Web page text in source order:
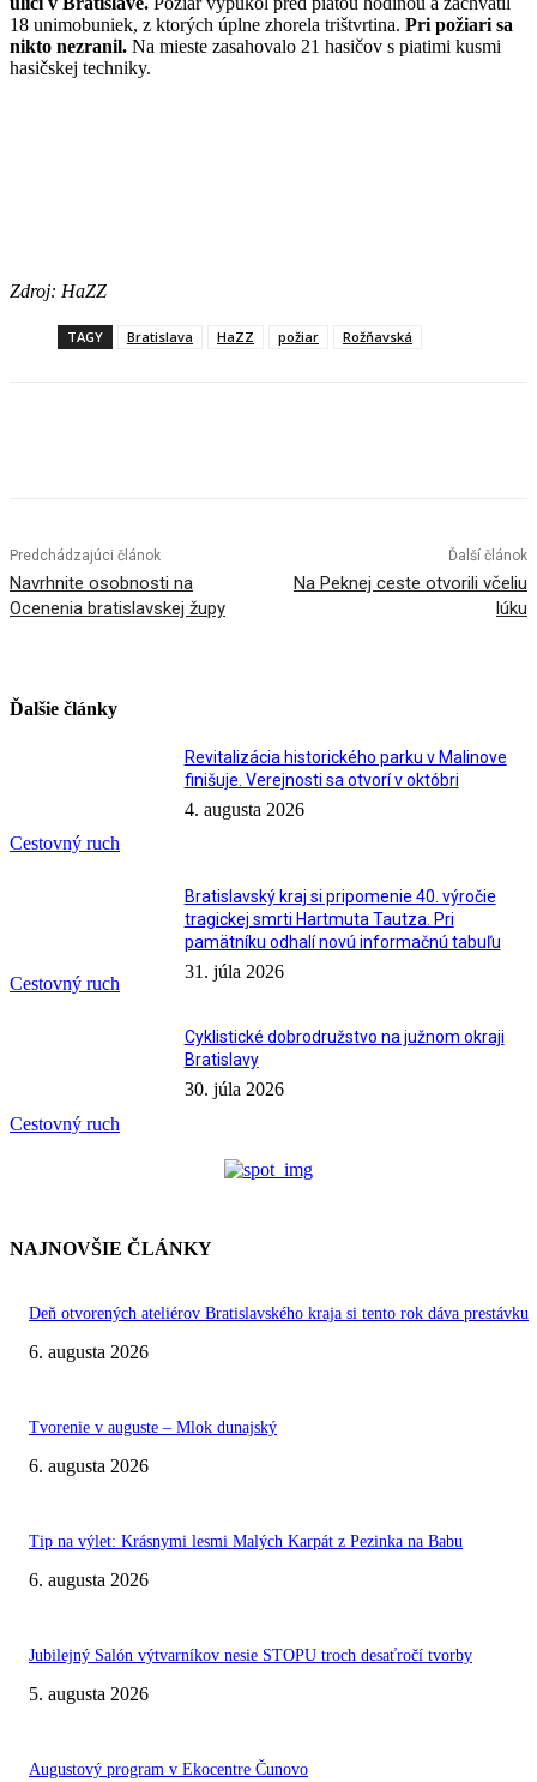
18 unimobuniek, z ktorých úplne zhorela trištvrtina. Pri požiari sa
nikto nezranil. Na mieste zasahovalo 21 hasičov s piatimi kusmi
hasičskej techniky.
Zdroj: HaZZ
TAGY Bratislava HaZZ požiar Rožňavská
Predchádzajúci článok
Navrhnite osobnosti na
Ocenenia bratislavskej župy
Ďalší článok
Na Peknej ceste otvorili včeliu
lúku
Ďalšie články
Cestovný ruch
Revitalizácia historického parku v Malinove
finišuje. Verejnosti sa otvorí v októbri
4. augusta 2026
Cestovný ruch
Bratislavský kraj si pripomenie 40. výročie
tragickej smrti Hartmuta Tautza. Pri
pamätníku odhalí novú informačnú tabuľu
31. júla 2026
Cestovný ruch
Cyklistické dobrodružstvo na južnom okraji
Bratislavy
30. júla 2026
NAJNOVŠIE ČLÁNKY
Deň otvorených ateliérov Bratislavského kraja si tento rok dáva prestávku
6. augusta 2026
Tvorenie v auguste – Mlok dunajský
6. augusta 2026
Tip na výlet: Krásnymi lesmi Malých Karpát z Pezinka na Babu
6. augusta 2026
Jubilejný Salón výtvarníkov nesie STOPU troch desaťročí tvorby
5. augusta 2026
Augustový program v Ekocentre Čunovo